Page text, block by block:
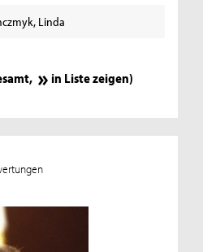
Linda
in Liste zeigen)